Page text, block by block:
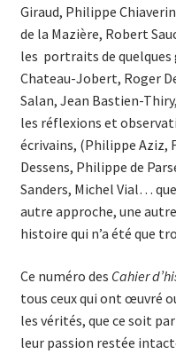
Giraud, Philippe
de la Mazière, Robert
les portraits de quelques
Chateau-Jobert, Roger
Salan, Jean Bastien-
les réflexions et
écrivains, (Philippe Aziz,
Dessens, Philippe de
Sanders, Michel Vial…
autre approche, une
histoire qui n’a été que
Ce numéro des Cahier
tous ceux qui ont œuvré
les vérités, que ce soit
leur passion restée